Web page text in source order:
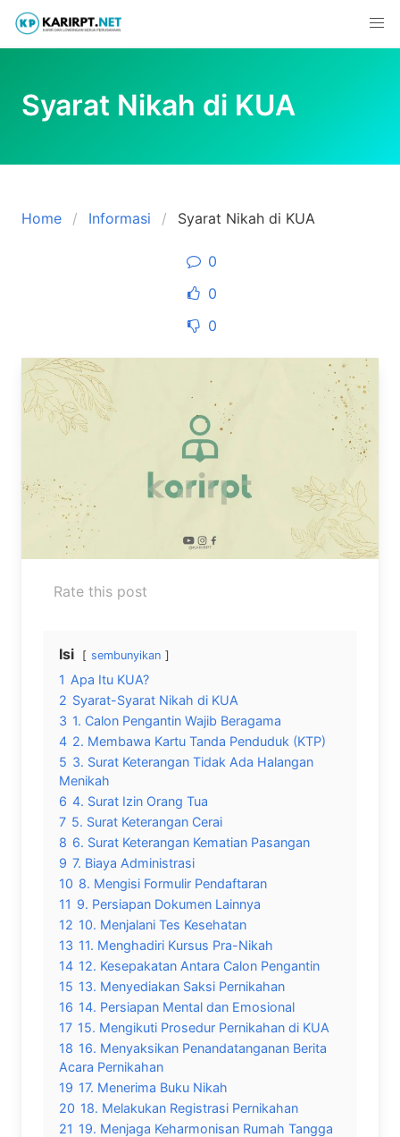
Skip
content
Syarat Nikah di KUA
Home Informasi Syarat Nikah di KUA
0
0
0
Rate this post
Isi sembunyikan
1 Apa Itu KUA?
2 Syarat-Syarat Nikah di KUA
3 1. Calon Pengantin Wajib Beragama
4 2. Membawa Kartu Tanda Penduduk (KTP)
5 3. Surat Keterangan Tidak Ada Halangan
Menikah
6 4. Surat Izin Orang Tua
7 5. Surat Keterangan Cerai
8 6. Surat Keterangan Kematian Pasangan
9 7. Biaya Administrasi
10 8. Mengisi Formulir Pendaftaran
11 9. Persiapan Dokumen Lainnya
12 10. Menjalani Tes Kesehatan
13 11. Menghadiri Kursus Pra-Nikah
14 12. Kesepakatan Antara Calon Pengantin
15 13. Menyediakan Saksi Pernikahan
16 14. Persiapan Mental dan Emosional
17 15. Mengikuti Prosedur Pernikahan di KUA
18 16. Menyaksikan Penandatanganan Berita
Acara Pernikahan
19 17. Menerima Buku Nikah
20 18. Melakukan Registrasi Pernikahan
21 19. Menjaga Keharmonisan Rumah Tangga